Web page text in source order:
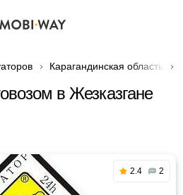
Карагандинская область
в Жезказгане
2.4 2